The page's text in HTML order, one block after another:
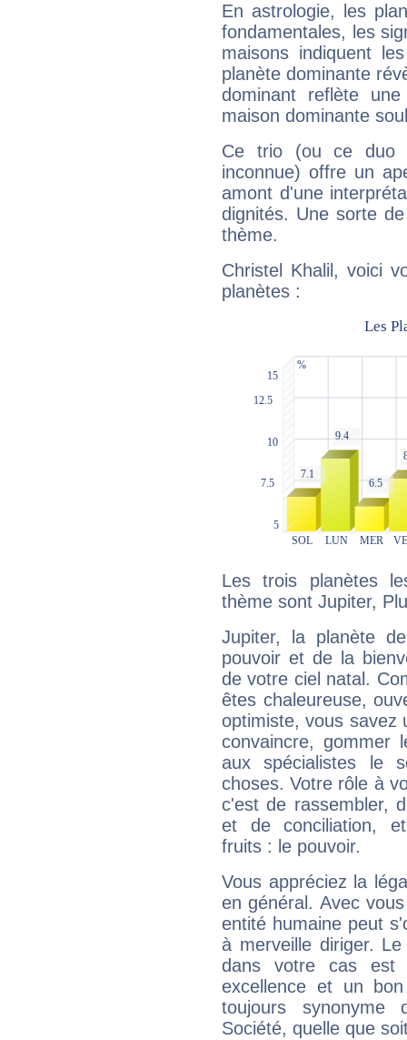
En astrologie, les
fondamentales, les
maisons indiquent
planète dominante
dominant reflète
maison dominante
Ce trio (ou ce duo
inconnue) offre un
amont d'une
dignités. Une sorte
thème.
Christel Khalil, voici
planètes :
Les trois planètes
thème sont Jupiter,
Jupiter, la planète
pouvoir et de la
de votre ciel natal.
êtes chaleureuse,
optimiste, vous savez
convaincre, gommer
aux spécialistes le
choses. Votre rôle à
c'est de rassembler,
et de conciliation,
fruits : le pouvoir.
Vous appréciez la
en général. Avec
entité humaine peut
à merveille diriger.
dans votre cas est
excellence et un
toujours synonyme
Société, quelle que